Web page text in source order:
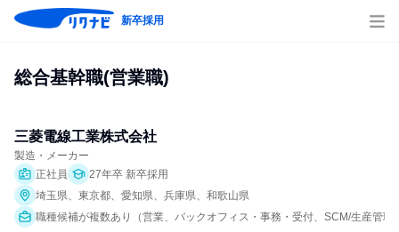
新卒採用
総合基幹職(営業職)
三菱電線工業株式会社
製造・メーカー
正社員
27年卒 新卒採用
埼玉県、東京都、愛知県、兵庫県、和歌山県
職種候補が複数あり（営業、バックオフィス・事務・受付、SCM/生産管理